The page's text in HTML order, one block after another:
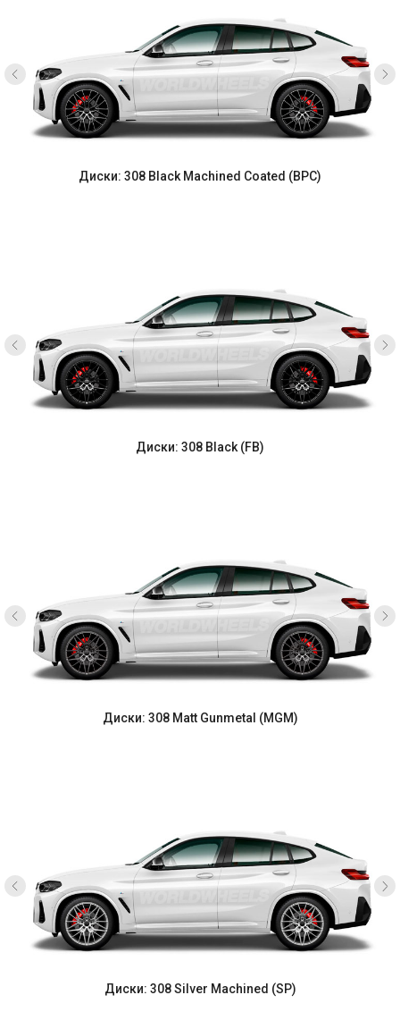
Диски: 308 Black Machined Coated (BPC)
Диски: 308 Black (FB)
Диски: 308 Matt Gunmetal (MGM)
Диски: 308 Silver Machined (SP)